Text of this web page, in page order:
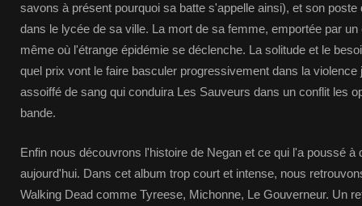
savons à présent pourquoi sa batte s'appelle ainsi), et son
dans le lycée de sa ville. La mort de sa femme, emportée par
même où l'étrange épidémie se déclenche. La solitude et le
quel prix vont le faire basculer progressivement dans la
assoiffé de sang qui conduira Les Sauveurs dans un conflit les
bande.
Enfin nous découvrons l'histoire de Negan et ce qui l'a poussé à
aujourd'hui. Dans cet album trop court et intense, nous
Walking Dead comme Tyreese, Michonne, Le Gouverneur. Un